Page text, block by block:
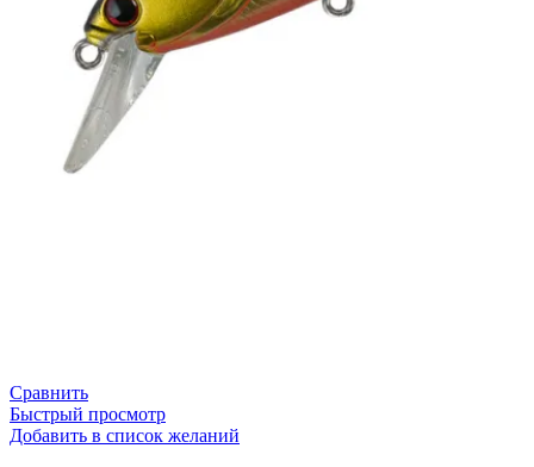
Сравнить
Быстрый просмотр
Добавить в список желаний